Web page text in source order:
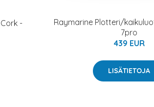
-
Raymarine Plotteri/
7pro
439 EUR
LISÄTIETOJA